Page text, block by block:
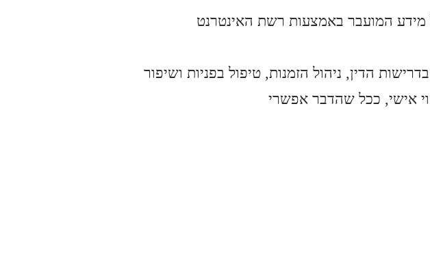
המועבר באמצעות רשת האינטרנט
הדין, ניהול הזמנות, טיפול בפניות ושיפור
אישי, ככל שהדבר אפשרי